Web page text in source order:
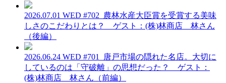
2026.07.01 WED #702_農林水産大臣賞を受賞する美味
しさのこだわりとは？ ゲスト：(株)林商店 林さん
（後編）
2026.06.24 WED #701_唐戸市場の隠れた名店。大切に
しているのは「守破離」の思想だった？ ゲスト：
(株)林商店 林さん（前編）